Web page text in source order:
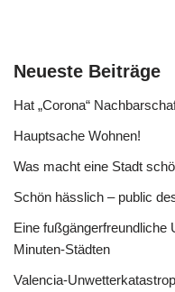
Neueste Beiträge
Hat „Corona“
Hauptsache Wohnen!
Was macht eine Stadt
Schön hässlich – public
Eine fußgängerfreundliche
Minuten-Städten
Valencia-